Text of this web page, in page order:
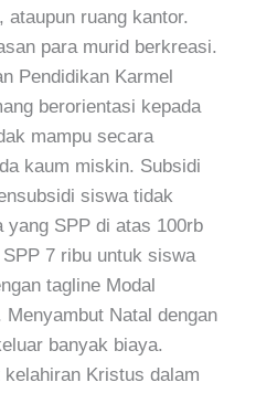
ruang kantor.
para murid berkreasi.
Pendidikan Karmel
berorientasi kepada
mampu secara
kaum miskin. Subsidi
siswa tidak
yang SPP di atas 100rb
7 ribu untuk siswa
tagline Modal
Natal dengan
banyak biaya.
kelahiran Kristus dalam